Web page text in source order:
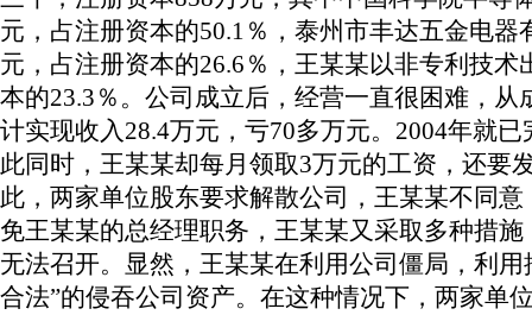
元，占注册资本的50.1 ％，泰州市丰达五金电器
元，占注册资本的26.6 ％，王某某以非专利技术
本的23.3 ％。公司成立后，经营一直很困难，从
计实现收入28.4万元，亏70多万元。 2004年就已
此同时，王某某却每月领取3万元的工资，还要
此，两家单位股东要求解散公司，王某某不同
免王某某的总经理职务，王某某又采取多种措
无法召开。显然，王某某在利用公司僵局，利
合法”的侵吞公司资产。在这种情况下，两家单